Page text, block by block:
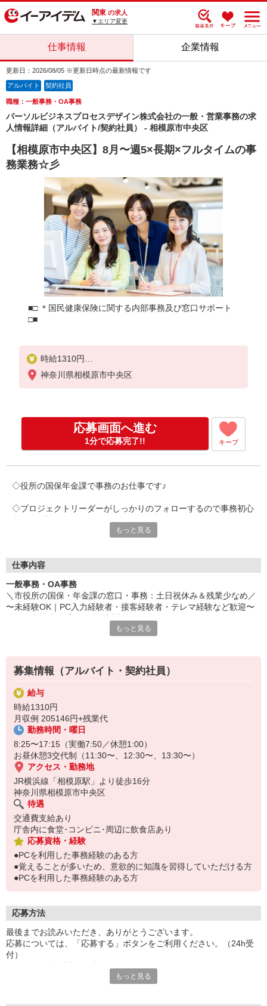
関東 の求人
▼エリア変更
仕事情報 企業情報
更新日：2026/08/05 ※更新日時点の最新情報です
アルバイト 契約社員
職種：一般事務・OA事務
パーソルビジネスプロセスデザイン株式会社の一般・営業事務の求
人情報詳細（アルバイト/契約社員） - 相模原市中央区
【相模原市中央区】8月〜週5×長期×フルタイムの事
務業務☆彡
■□ ＊国民健康保険に関する内部事務及び窓口サポート
□■
時給1310円
月収例 205146円+残業代
神奈川県相模原市中央区
応募画面へ進む
1分で応募完了!! キープ
◇役所の国保年金課で事務のお仕事です♪
◇プロジェクトリーダーがしっかりのフォローするので事務初心
◇業務委託でチームとして協力して業務を進めます
もっと見る
仕事内容
一般事務・OA事務
＼市役所の国保・年金課の窓口・事務：土日祝休み＆残業少なめ／
〜未経験OK｜PC入力経験者・接客経験者・テレマ経験など歓迎〜
◇申請内容に関する内容確認、不備解消の架電・受電
◎研修もしっかりあるので未経験の方も歓迎♪
もっと見る
募集情報（アルバイト・契約社員）
給与
時給1310円
月収例 205146円+残業代
勤務時間・曜日
8:25〜17:15（実働7:50／休憩1:00）
お昼休憩3交代制（11:30〜、12:30〜、13:30〜）
アクセス・勤務地
JR横浜線「相模原駅」より徒歩16分
神奈川県相模原市中央区
待遇
交通費支給あり
庁舎内に食堂･コンビニ･周辺に飲食店あり
応募資格・経験
●PCを利用した事務経験のある方
●覚えることが多いため、意欲的に知識を習得していただける方
●PCを利用した事務経験のある方
応募方法
最後までお読みいただき、ありがとうございます。
応募については、「応募する」ボタンをご利用ください。（24h受
付）
お電話でのご応募もお待ちしております。（平日9:00〜19:00）
もっと見る